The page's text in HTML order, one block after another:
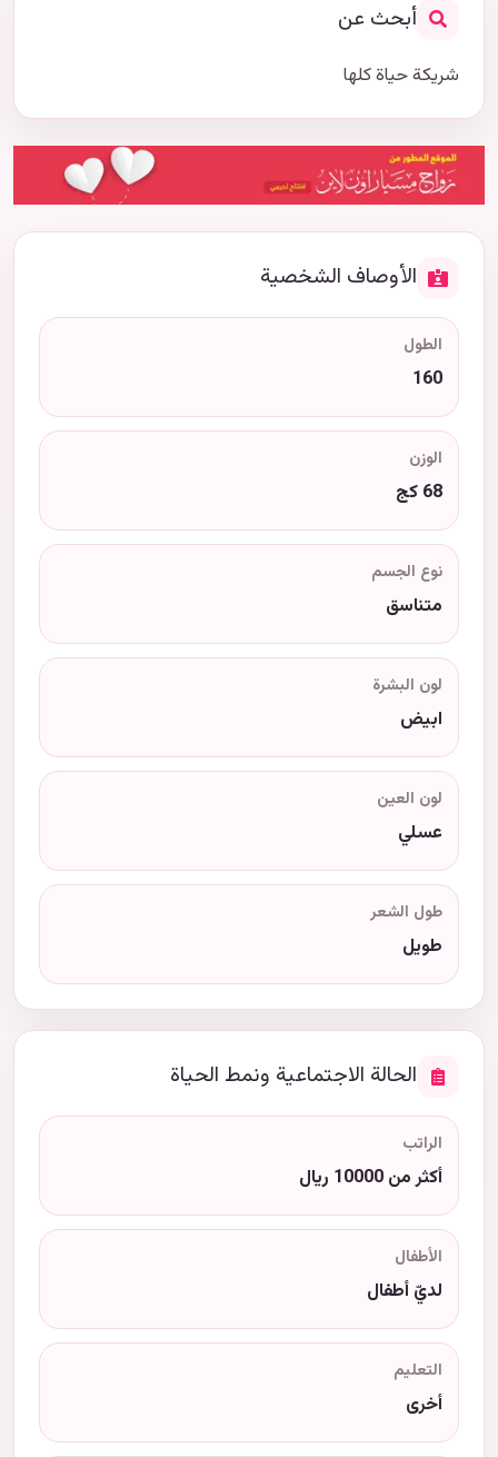
أبحث عن
شريكة حياة كلها
الأوصاف الشخصية
الطول
160
الوزن
68 كج
نوع الجسم
متناسق
لون البشرة
ابيض
لون العين
عسلي
طول الشعر
طويل
الحالة الاجتماعية ونمط الحياة
الراتب
أكثر من 10000 ريال
الأطفال
لديّ أطفال
التعليم
أخرى